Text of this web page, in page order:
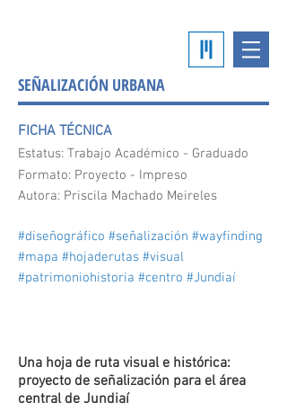
SEÑALIZACIÓN URBANA
FICHA TÉCNICA
Estatus: Trabajo Académico - Graduado
Formato: Proyecto - Impreso
Autora: Priscila Machado Meireles
#diseñográfico #señalización #wayfinding
#mapa #hojaderutas #visual
#patrimoniohistoria #centro #Jundiaí
Una hoja de ruta visual e histórica:
proyecto de señalización para el área
central de Jundiaí